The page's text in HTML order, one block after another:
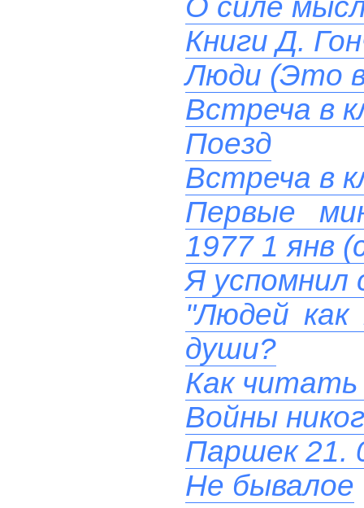
Книги Д.
Люди (Это
Встреча в
Поезд
Встреча в
Первые
1977 1 янв
Я успомнил
"Людей
души?
Как
Войны
Паршек 21.
Не бывалое